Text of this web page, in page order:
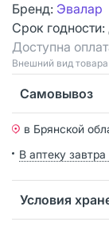
Бренд: Эвалар
Срок годности:
Доступна
Bнешний вид
Самовывоз
в Брянской
В аптеку
Условия